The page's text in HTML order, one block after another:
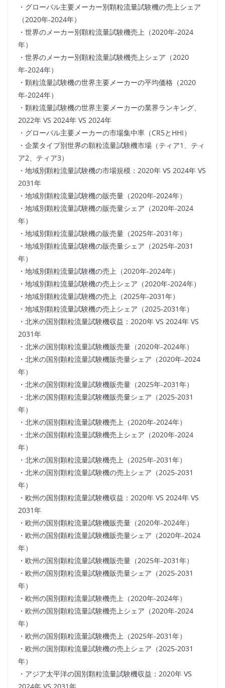
・グローバル主要メーカー別顆粒流量試験機の売上シェア
（2020年-2024年）
・世界のメーカー別顆粒流量試験機売上（2020年-2024
年）
・世界のメーカー別顆粒流量試験機売上シェア（2020
年-2024年）
・顆粒流量試験機の世界主要メーカーの平均価格（2020
年-2024年）
・顆粒流量試験機の世界主要メーカーの業界ランキング、
2022年 VS 2024年 VS 2024年
・グローバル主要メーカーの市場集中率（CR5とHHI）
・企業タイプ別世界の顆粒流量試験機市場（ティア1、ティ
ア2、ティア3）
・地域別顆粒流量試験機の市場規模：2020年 VS 2024年 VS
2031年
・地域別顆粒流量試験機の販売量（2020年-2024年）
・地域別顆粒流量試験機の販売量シェア（2020年-2024
年）
・地域別顆粒流量試験機の販売量（2025年-2031年）
・地域別顆粒流量試験機の販売量シェア（2025年-2031
年）
・地域別顆粒流量試験機の売上（2020年-2024年）
・地域別顆粒流量試験機の売上シェア（2020年-2024年）
・地域別顆粒流量試験機の売上（2025年-2031年）
・地域別顆粒流量試験機の売上シェア（2025-2031年）
・北米の国別顆粒流量試験機収益：2020年 VS 2024年 VS
2031年
・北米の国別顆粒流量試験機販売量（2020年-2024年）
・北米の国別顆粒流量試験機販売量シェア（2020年-2024
年）
・北米の国別顆粒流量試験機販売量（2025年-2031年）
・北米の国別顆粒流量試験機販売量シェア（2025-2031
年）
・北米の国別顆粒流量試験機売上（2020年-2024年）
・北米の国別顆粒流量試験機売上シェア（2020年-2024
年）
・北米の国別顆粒流量試験機売上（2025年-2031年）
・北米の国別顆粒流量試験機の売上シェア（2025-2031
年）
・欧州の国別顆粒流量試験機収益：2020年 VS 2024年 VS
2031年
・欧州の国別顆粒流量試験機販売量（2020年-2024年）
・欧州の国別顆粒流量試験機販売量シェア（2020年-2024
年）
・欧州の国別顆粒流量試験機販売量（2025年-2031年）
・欧州の国別顆粒流量試験機販売量シェア（2025-2031
年）
・欧州の国別顆粒流量試験機売上（2020年-2024年）
・欧州の国別顆粒流量試験機売上シェア（2020年-2024
年）
・欧州の国別顆粒流量試験機売上（2025年-2031年）
・欧州の国別顆粒流量試験機の売上シェア（2025-2031
年）
・アジア太平洋の国別顆粒流量試験機収益：2020年 VS